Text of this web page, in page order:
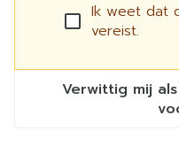
Ik weet dat
vereist.
Verwittig mij